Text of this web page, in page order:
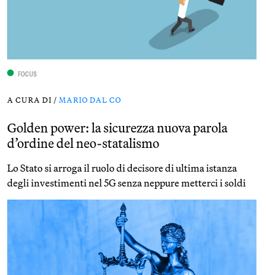
FOCUS
A CURA DI / MARIO DAL CO
Golden power: la sicurezza nuova parola
d’ordine del neo-statalismo
Lo Stato si arroga il ruolo di decisore di ultima istanza
degli investimenti nel 5G senza neppure metterci i soldi